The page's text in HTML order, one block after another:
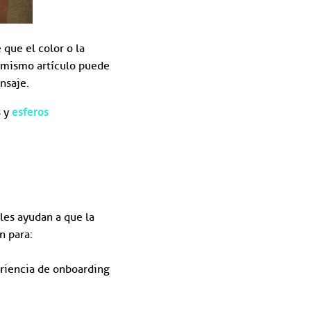
que el color o la
artículo puede
y esferos
ayudan a que la
para:
de onboarding